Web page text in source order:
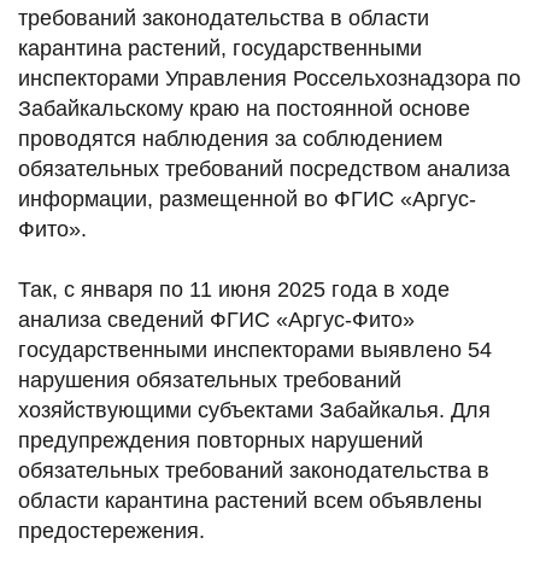
требований законодательства в области
карантина растений, государственными
инспекторами Управления Россельхознадзора по
Забайкальскому краю на постоянной основе
проводятся наблюдения за соблюдением
обязательных требований посредством анализа
информации, размещенной во ФГИС «Аргус-
Фито».
Так, с января по 11 июня 2025 года в ходе
анализа сведений ФГИС «Аргус-Фито»
государственными инспекторами выявлено 54
нарушения обязательных требований
хозяйствующими субъектами Забайкалья. Для
предупреждения повторных нарушений
обязательных требований законодательства в
области карантина растений всем объявлены
предостережения.